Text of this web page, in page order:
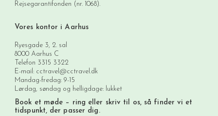
Rejsegarantifonden (nr. 1068).
Vores kontor i Aarhus
Ryesgade 3, 2. sal
8000 Aarhus C
Telefon 3315 3322
E-mail: cctravel@cctravel.dk
Mandag-fredag: 9-15
Lørdag, søndag og helligdage: lukket
Book et møde – ring eller skriv til os, så finder vi et
tidspunkt, der passer dig.